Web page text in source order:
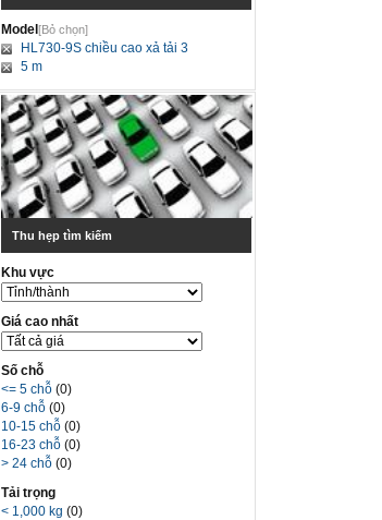
Model[Bỏ chọn]
HL730-9S chiều cao xả tải 3
5 m
Thu hẹp tìm kiếm
Khu vực
Giá cao nhất
Số chỗ
<= 5 chỗ(0)
6-9 chỗ(0)
10-15 chỗ(0)
16-23 chỗ(0)
> 24 chỗ(0)
Tải trọng
< 1,000 kg(0)